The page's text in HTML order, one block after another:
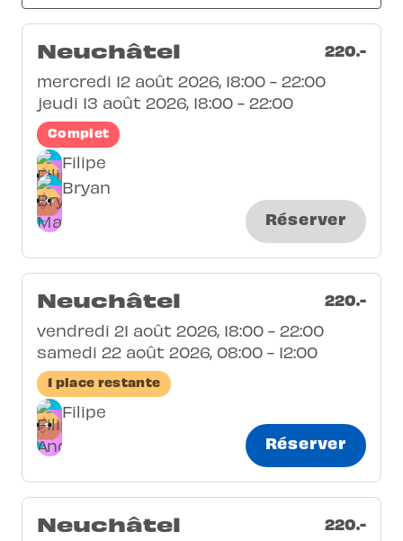
Neuchâtel 220.-
mercredi 12 août 2026, 18:00 - 22:00
jeudi 13 août 2026, 18:00 - 22:00
Complet
Filipe
Bryan
Réserver
Neuchâtel 220.-
vendredi 21 août 2026, 18:00 - 22:00
samedi 22 août 2026, 08:00 - 12:00
1 place restante
Filipe
Réserver
Neuchâtel 220.-